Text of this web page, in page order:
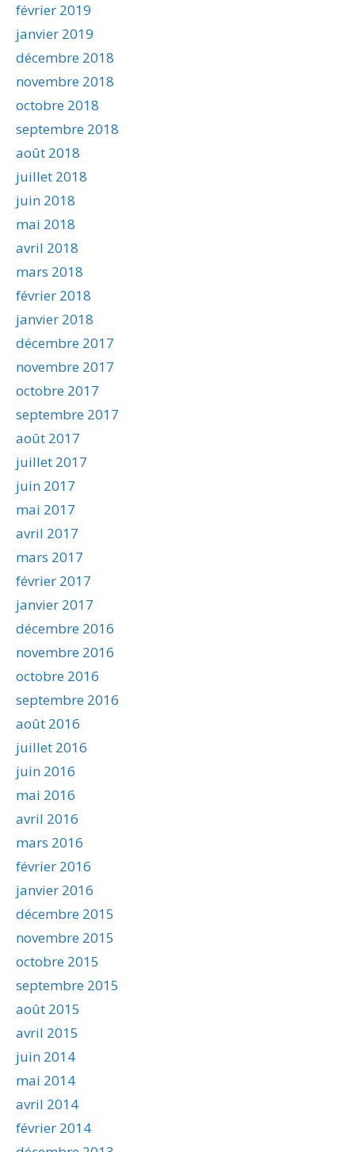
février 2019
janvier 2019
décembre 2018
novembre 2018
octobre 2018
septembre 2018
août 2018
juillet 2018
juin 2018
mai 2018
avril 2018
mars 2018
février 2018
janvier 2018
décembre 2017
novembre 2017
octobre 2017
septembre 2017
août 2017
juillet 2017
juin 2017
mai 2017
avril 2017
mars 2017
février 2017
janvier 2017
décembre 2016
novembre 2016
octobre 2016
septembre 2016
août 2016
juillet 2016
juin 2016
mai 2016
avril 2016
mars 2016
février 2016
janvier 2016
décembre 2015
novembre 2015
octobre 2015
septembre 2015
août 2015
avril 2015
juin 2014
mai 2014
avril 2014
février 2014